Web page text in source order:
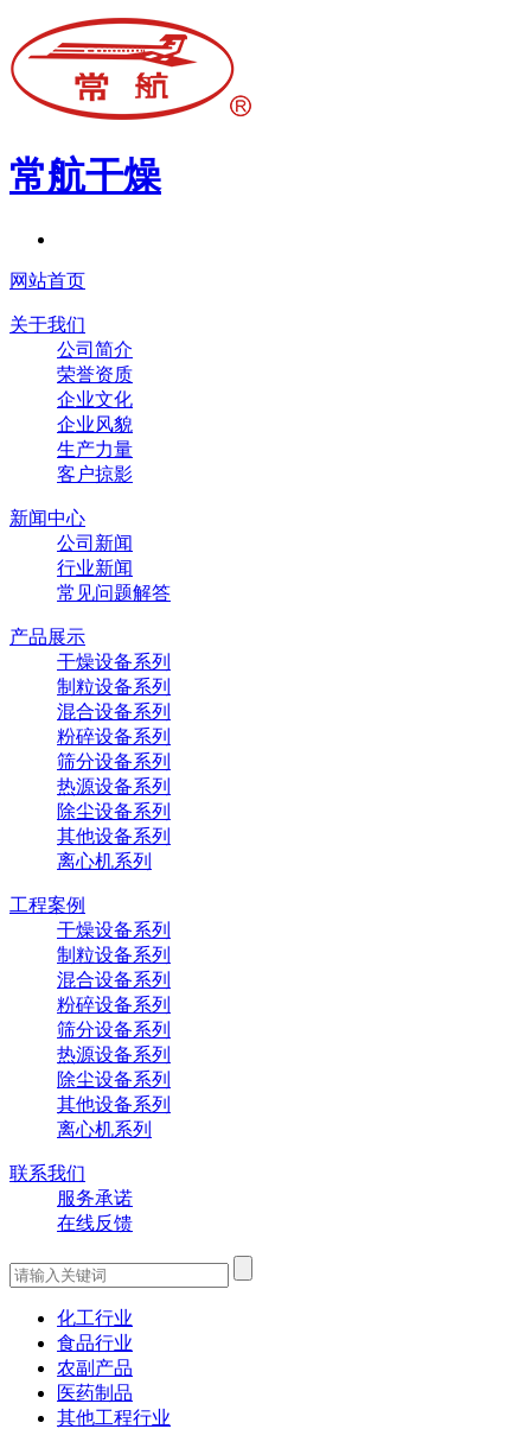
常航干燥
网站首页
关于我们
公司简介
荣誉资质
企业文化
企业风貌
生产力量
客户掠影
新闻中心
公司新闻
行业新闻
常见问题解答
产品展示
干燥设备系列
制粒设备系列
混合设备系列
粉碎设备系列
筛分设备系列
热源设备系列
除尘设备系列
其他设备系列
离心机系列
工程案例
干燥设备系列
制粒设备系列
混合设备系列
粉碎设备系列
筛分设备系列
热源设备系列
除尘设备系列
其他设备系列
离心机系列
联系我们
服务承诺
在线反馈
化工行业
食品行业
农副产品
医药制品
其他工程行业